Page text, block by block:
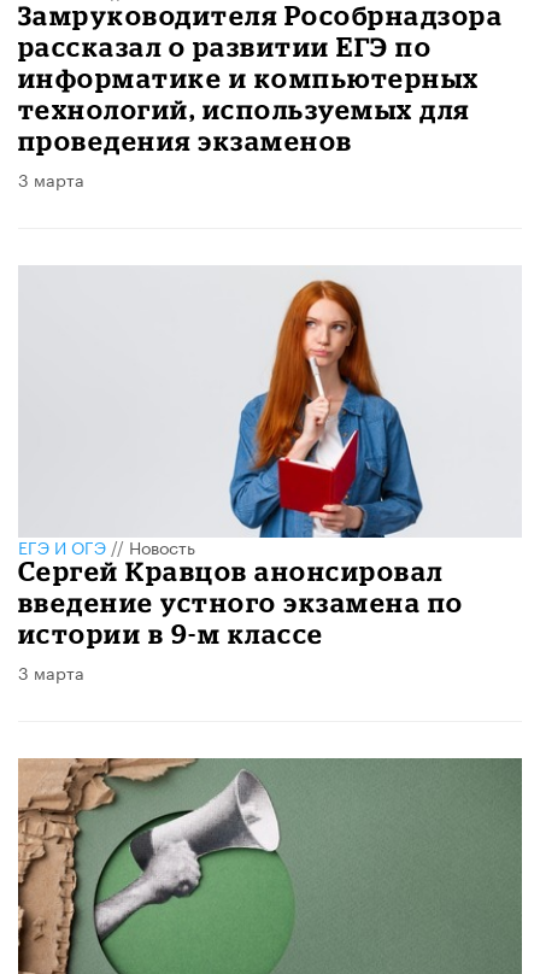
Замруководителя Рособрнадзора
рассказал о развитии ЕГЭ по
информатике и компьютерных
технологий, используемых для
проведения экзаменов
3 марта
ЕГЭ И ОГЭ//Новость
Сергей Кравцов анонсировал
введение устного экзамена по
истории в 9-м классе
3 марта